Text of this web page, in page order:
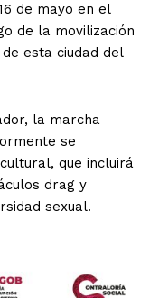
de mayo en el
de la movilización
esta ciudad del
la marcha
se
que incluirá
drag y
sexual.